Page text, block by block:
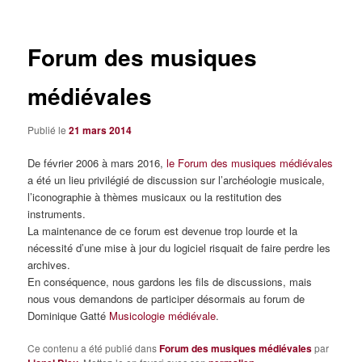
Forum des musiques
médiévales
Publié le21 mars 2014
De février 2006 à mars 2016,le Forum des musiques médiévales
a été un lieu privilégié de discussion sur l’archéologie musicale,
l’iconographie à thèmes musicaux ou la restitution des
instruments.
La maintenance de ce forum est devenue trop lourde et la
nécessité d’une mise à jour du logiciel risquait de faire perdre les
archives.
En conséquence, nous gardons les fils de discussions, mais
nous vous demandons de participer désormais au forum de
Dominique Gatté Musicologie médiévale.
Ce contenu a été publié dansForum des musiques médiévalespar